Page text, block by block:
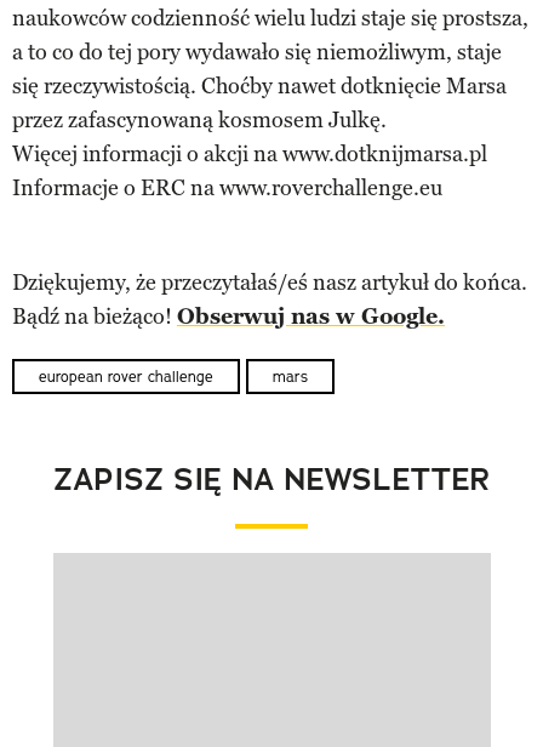
naukowców codzienność wielu ludzi staje się prostsza,
a to co do tej pory wydawało się niemożliwym, staje
się rzeczywistością. Choćby nawet dotknięcie Marsa
przez zafascynowaną kosmosem Julkę.
Więcej informacji o akcji na www.dotknijmarsa.pl
Informacje o ERC na www.roverchallenge.eu
Dziękujemy, że przeczytałaś/eś nasz artykuł do końca.
Bądź na bieżąco! Obserwuj nas w Google.
european rover challenge mars
ZAPISZ SIĘ NA NEWSLETTER